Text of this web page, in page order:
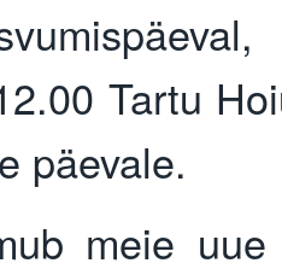
Tartu
päevale.
meie